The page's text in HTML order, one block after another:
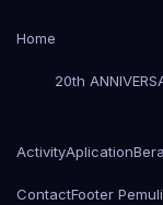
Home
20th
ActivityAplication
ContactFooter